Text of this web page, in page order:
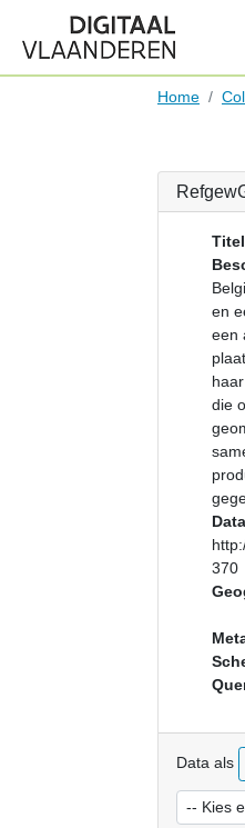
Home
Titel
en
een
die
370
Data als